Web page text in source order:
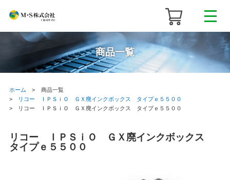
商品一覧
ホーム
商品一覧
リコー ＩＰＳｉＯ ＧＸ廃インクボックス タイプｅ５５００
リコー ＩＰＳｉＯ ＧＸ廃インクボックス タイプｅ５５００
リコー ＩＰＳｉＯ ＧＸ廃インクボックス
タイプｅ５５００